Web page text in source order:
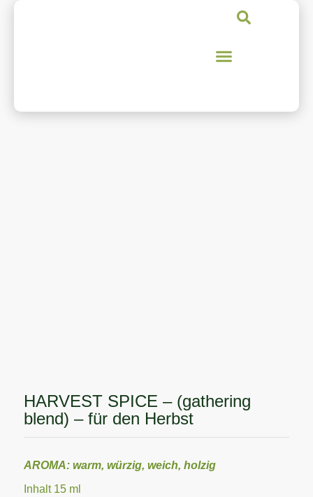
HARVEST SPICE – (gathering
blend) – für den Herbst
AROMA: warm, würzig, weich, holzig
Inhalt 15 ml